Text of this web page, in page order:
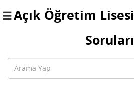
Toggle
Açık Öğretim Lisesi
Soruları